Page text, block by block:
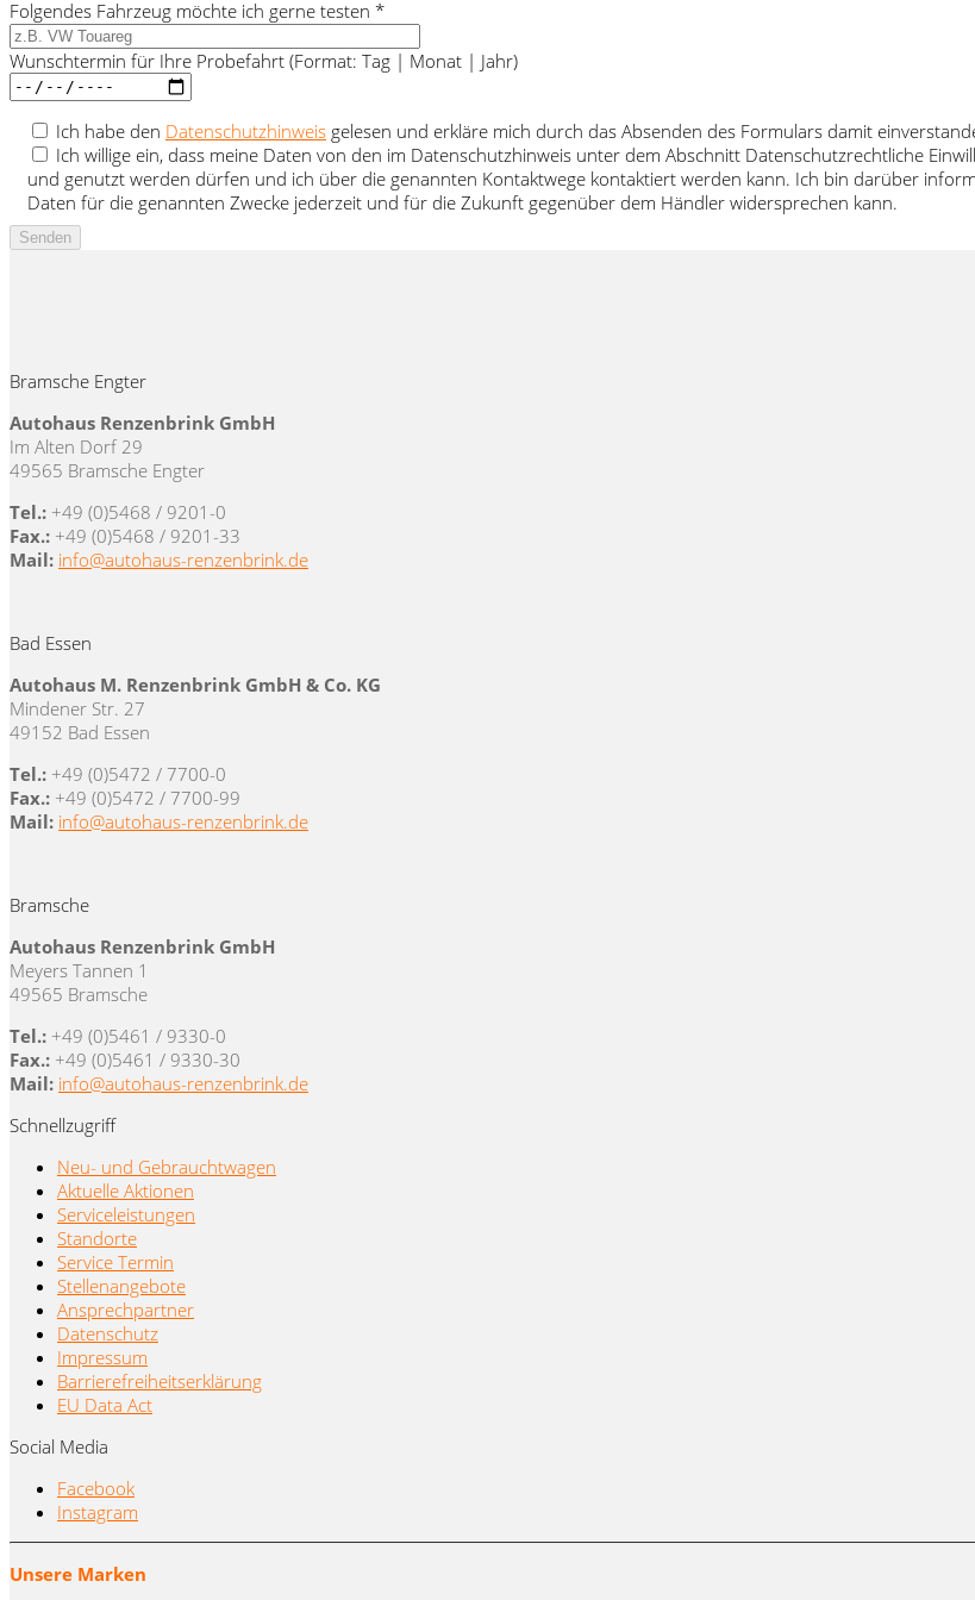
Folgendes Fahrzeug möchte ich gerne testen *
Wunschtermin für Ihre Probefahrt (Format: Tag | Monat | Jahr)
Ich habe den Datenschutzhinweis gelesen und erkläre mich durch das Absenden des Formulars damit
Ich willige ein, dass meine Daten von den im Datenschutzhinweis unter dem Abschnitt Datenschutzrechtliche
und genutzt werden dürfen und ich über die genannten Kontaktwege kontaktiert werden kann. Ich bin darüber
Daten für die genannten Zwecke jederzeit und für die Zukunft gegenüber dem Händler widersprechen kann.
Bramsche Engter
Autohaus Renzenbrink GmbH
Im Alten Dorf 29
49565 Bramsche Engter
Tel.: +49 (0)5468 / 9201-0
Fax.: +49 (0)5468 / 9201-33
Mail: info@autohaus-renzenbrink.de
Bad Essen
Autohaus M. Renzenbrink GmbH & Co. KG
Mindener Str. 27
49152 Bad Essen
Tel.: +49 (0)5472 / 7700-0
Fax.: +49 (0)5472 / 7700-99
Mail: info@autohaus-renzenbrink.de
Bramsche
Autohaus Renzenbrink GmbH
Meyers Tannen 1
49565 Bramsche
Tel.: +49 (0)5461 / 9330-0
Fax.: +49 (0)5461 / 9330-30
Mail: info@autohaus-renzenbrink.de
Schnellzugriff
Neu- und Gebrauchtwagen
Aktuelle Aktionen
Serviceleistungen
Standorte
Service Termin
Stellenangebote
Ansprechpartner
Datenschutz
Impressum
Barrierefreiheitserklärung
EU Data Act
Social Media
Facebook
Instagram
Unsere Marken